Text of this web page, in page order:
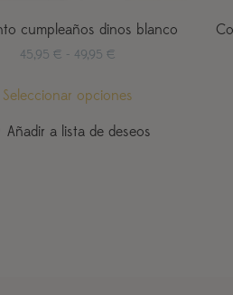
cumpleaños dinos blanco
45,95 € - 49,95 €
Seleccionar opciones
Añadir a lista de deseos